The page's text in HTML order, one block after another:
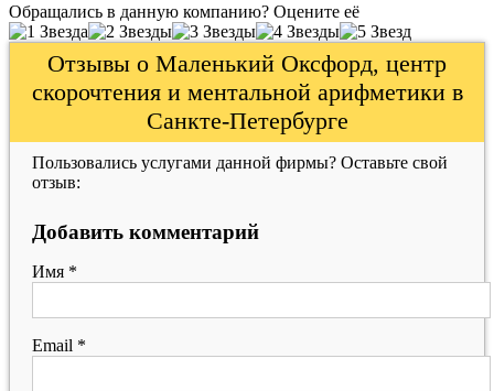
Обращались в данную компанию? Оцените её
Отзывы о Маленький Оксфорд, центр
скорочтения и ментальной арифметики в
Санкте-Петербурге
Пользовались услугами данной фирмы? Оставьте свой
отзыв:
Добавить комментарий
Имя *
Email *